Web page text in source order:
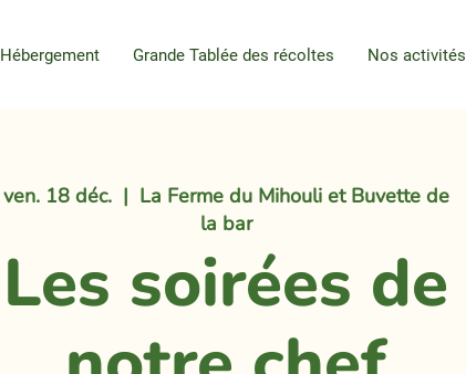
Hébergement Grande Tablée des récoltes Nos activités
ven. 18 déc.
  |
La Ferme du Mihouli et Buvette de
la bar
Les soirées de